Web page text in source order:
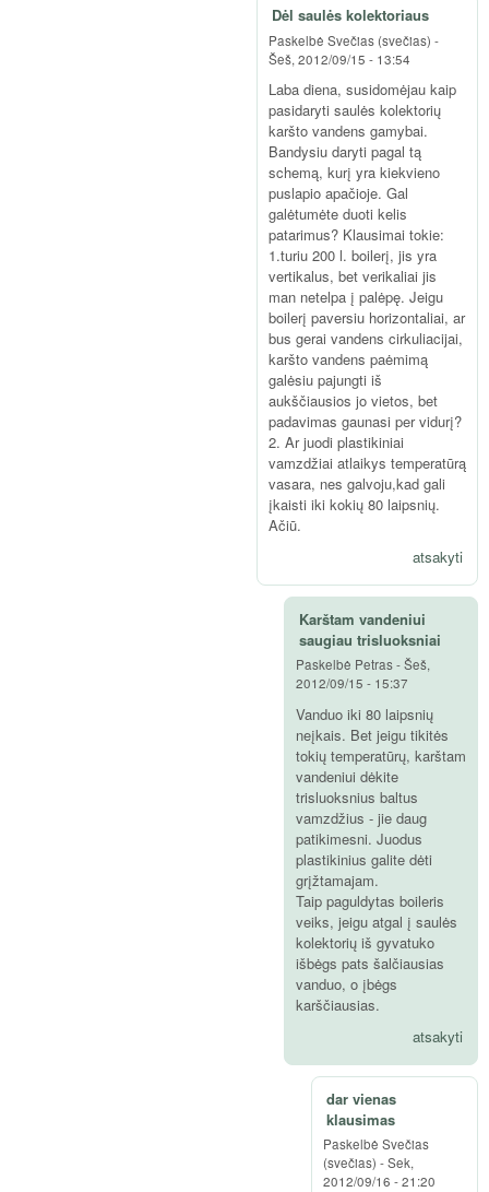
Dėl saulės kolektoriaus
Paskelbė Svečias (svečias) -
Šeš, 2012/09/15 - 13:54
Laba diena, susidomėjau kaip
pasidaryti saulės kolektorių
karšto vandens gamybai.
Bandysiu daryti pagal tą
schemą, kurį yra kiekvieno
puslapio apačioje. Gal
galėtumėte duoti kelis
patarimus? Klausimai tokie:
1.turiu 200 l. boilerį, jis yra
vertikalus, bet verikaliai jis
man netelpa į palėpę. Jeigu
boilerį paversiu horizontaliai, ar
bus gerai vandens cirkuliacijai,
karšto vandens paėmimą
galėsiu pajungti iš
aukščiausios jo vietos, bet
padavimas gaunasi per vidurį?
2. Ar juodi plastikiniai
vamzdžiai atlaikys temperatūrą
vasara, nes galvoju,kad gali
įkaisti iki kokių 80 laipsnių.
Ačiū.
atsakyti
Karštam vandeniui
saugiau trisluoksniai
Paskelbė Petras-Šeš,
2012/09/15 - 15:37
Vanduo iki 80 laipsnių
neįkais. Bet jeigu tikitės
tokių temperatūrų, karštam
vandeniui dėkite
trisluoksnius baltus
vamzdžius - jie daug
patikimesni. Juodus
plastikinius galite dėti
grįžtamajam.
Taip paguldytas boileris
veiks, jeigu atgal į saulės
kolektorių iš gyvatuko
išbėgs pats šalčiausias
vanduo, o įbėgs
karščiausias.
atsakyti
dar vienas
klausimas
Paskelbė Svečias
(svečias) -Sek,
2012/09/16 - 21:20